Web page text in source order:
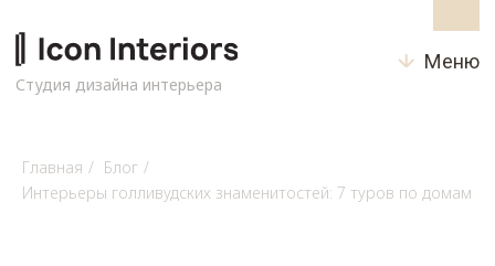
Студия дизайна интерьера
Главная / Блог /
Интерьеры голливудских знаменитостей: 7 туров по домам